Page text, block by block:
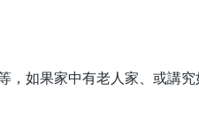
如果家中有老人家、或講